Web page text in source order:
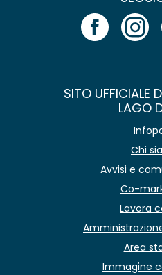
SITO UFFICIALE
LAGO
Chi
Avvisi e
Co-
Lavora
Area
Immagine